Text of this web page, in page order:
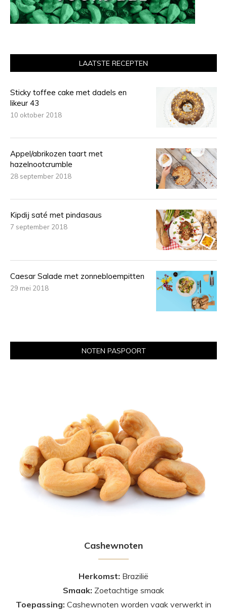
LAATSTE RECEPTEN
Sticky toffee cake met dadels en
likeur 43
10 oktober 2018
Appel/abrikozen taart met
hazelnootcrumble
28 september 2018
Kipdij saté met pindasaus
7 september 2018
Caesar Salade met zonnebloempitten
29 mei 2018
NOTEN PASPOORT
Cashewnoten
Herkomst: Brazilië
Smaak: Zoetachtige smaak
Toepassing: Cashewnoten worden vaak verwerkt in